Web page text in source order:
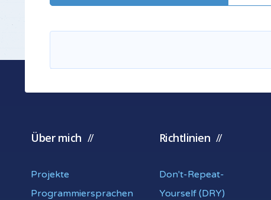
Über mich
Projekte
Programmiersprachen
Richtlinien
Don't-Repeat-
Yourself (DRY)